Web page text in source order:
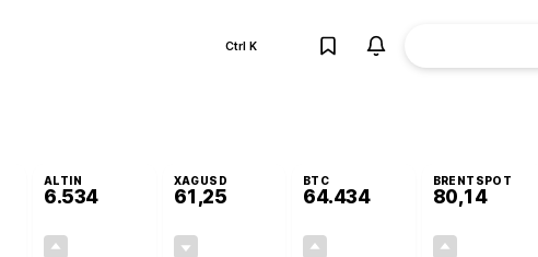
Ctrl K
ALTIN
6.534
XAGUSD
61,25
BTC
64.434
BRENTSPOT
80,14